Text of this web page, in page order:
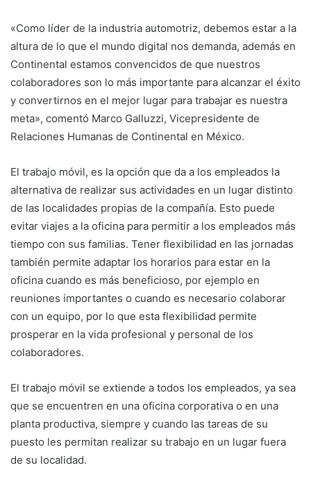
«Como líder de la industria automotriz, debemos estar a la
altura de lo que el mundo digital nos demanda, además en
Continental estamos convencidos de que nuestros
colaboradores son lo más importante para alcanzar el éxito
y convertirnos en el mejor lugar para trabajar es nuestra
meta», comentó Marco Galluzzi, Vicepresidente de
Relaciones Humanas de Continental en México.
El trabajo móvil, es la opción que da a los empleados la
alternativa de realizar sus actividades en un lugar distinto
de las localidades propias de la compañía. Esto puede
evitar viajes a la oficina para permitir a los empleados más
tiempo con sus familias. Tener flexibilidad en las jornadas
también permite adaptar los horarios para estar en la
oficina cuando es más beneficioso, por ejemplo en
reuniones importantes o cuando es necesario colaborar
con un equipo, por lo que esta flexibilidad permite
prosperar en la vida profesional y personal de los
colaboradores.
El trabajo móvil se extiende a todos los empleados, ya sea
que se encuentren en una oficina corporativa o en una
planta productiva, siempre y cuando las tareas de su
puesto les permitan realizar su trabajo en un lugar fuera
de su localidad.